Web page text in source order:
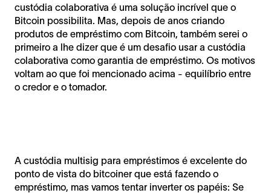
custódia colaborativa é uma solução incrível que o
Bitcoin possibilita. Mas, depois de anos criando
produtos de empréstimo com Bitcoin, também serei o
primeiro a lhe dizer que é um desafio usar a custódia
colaborativa como garantia de empréstimo. Os motivos
voltam ao que foi mencionado acima - equilíbrio entre
o credor e o tomador.
A custódia multisig para empréstimos é excelente do
ponto de vista do bitcoiner que está fazendo o
empréstimo, mas vamos tentar inverter os papéis: Se